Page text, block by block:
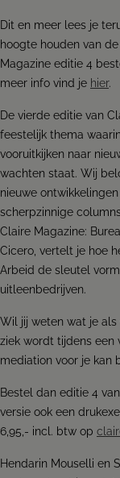
Dit en meer lees je
hoogte houden van
Magazine editie 4
meer info vind je hier.
De vierde editie van
feestelijk thema
vooruitkijken naar
wachten staat. Wij
nieuwe
scherpzinnige
Claire Magazine:
Cicero, vertelt je hoe
Arbeid de sleutel
uitleenbedrijven.
Wil jij weten wat je
ziek wordt tijdens een
mediation voor je kan
Bestel dan editie 4
versie ook een
6,95,- incl. btw op
Hendarin Mouselli en